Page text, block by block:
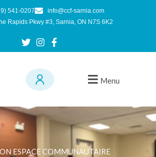
541-0207
info@ccf-sarnia.com
Rapids Pkwy #3, Sarnia, ON N7S 6K2
Menu
ESPACE COMMUNAUTAIRE